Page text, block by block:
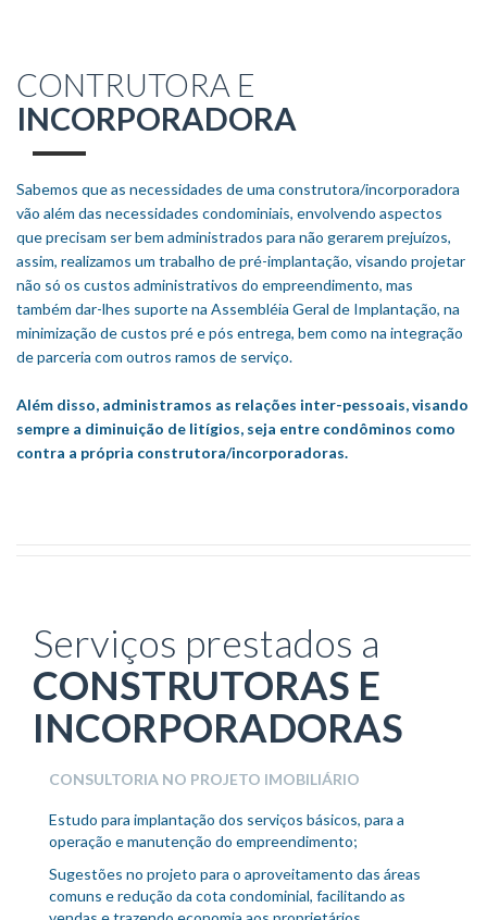
CONTRUTORA E
INCORPORADORA
Sabemos que as necessidades de uma construtora/incorporadora
vão além das necessidades condominiais, envolvendo aspectos
que precisam ser bem administrados para não gerarem prejuízos,
assim, realizamos um trabalho de pré-implantação, visando projetar
não só os custos administrativos do empreendimento, mas
também dar-lhes suporte na Assembléia Geral de Implantação, na
minimização de custos pré e pós entrega, bem como na integração
de parceria com outros ramos de serviço.
Além disso, administramos as relações inter-pessoais, visando
sempre a diminuição de litígios, seja entre condôminos como
contra a própria construtora/incorporadoras.
Serviços prestados a
CONSTRUTORAS E
INCORPORADORAS
CONSULTORIA NO PROJETO IMOBILIÁRIO
Estudo para implantação dos serviços básicos, para a
operação e manutenção do empreendimento;
Sugestões no projeto para o aproveitamento das áreas
comuns e redução da cota condominial, facilitando as